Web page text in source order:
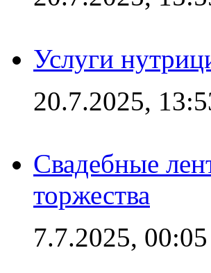
Услуги
20.7.2025,
Свадебные
торжества
7.7.2025, 00:05